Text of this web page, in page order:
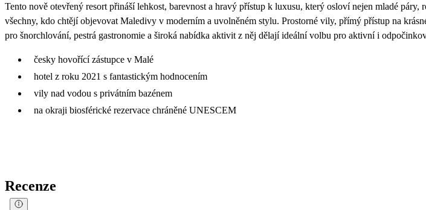
Tento nově otevřený resort přináší lehkost, barevnost a hravý přístup k luxusu, který osloví nejen mladé páry,
všechny, kdo chtějí objevovat Maledivy v moderním a uvolněném stylu. Prostorné vily, přímý přístup na
pro šnorchlování, pestrá gastronomie a široká nabídka aktivit z něj dělají ideální volbu pro aktivní i
česky hovořící zástupce v Malé
hotel z roku 2021 s fantastickým hodnocením
vily nad vodou s privátním bazénem
na okraji biosférické rezervace chráněné UNESCEM
Recenze